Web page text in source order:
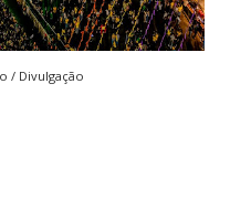
/ Divulgação